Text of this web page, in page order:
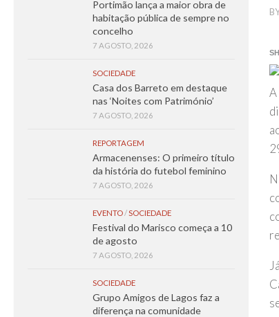
A
Portimão lança a maior obra de
habitação pública de sempre no
concelho
7 AGOSTO, 2026
SOCIEDADE
Casa dos Barreto em destaque
nas ‘Noites com Património’
7 AGOSTO, 2026
REPORTAGEM
Armacenenses: O primeiro título
da história do futebol feminino
7 AGOSTO, 2026
EVENTO/SOCIEDADE
Festival do Marisco começa a 10
de agosto
7 AGOSTO, 2026
SOCIEDADE
Grupo Amigos de Lagos faz a
diferença na comunidade